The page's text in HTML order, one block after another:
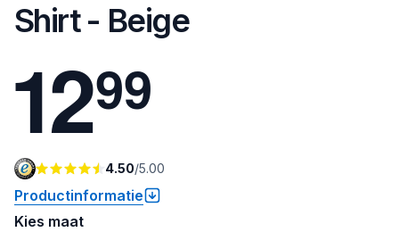
Shirt - Beige
1299
4.50/5.00
Productinformatie
Kies maat